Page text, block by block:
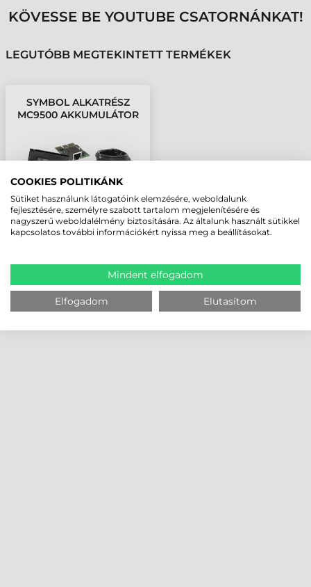
KÖVESSE BE YOUTUBE CSATORNÁNKAT!
LEGUTÓBB MEGTEKINTETT TERMÉKEK
SYMBOL ALKATRÉSZ
MC9500 AKKUMULÁTOR
CSOMAG
COOKIES POLITIKÁNK
Sütiket használunk látogatóink elemzésére, weboldalunk
fejlesztésére, személyre szabott tartalom megjelenítésére és
nagyszerű weboldalélmény biztosítására. Az általunk használt sütikkel
kapcsolatos további információkért nyissa meg a beállításokat.
Mindent elfogadom
Elfogadom Elutasítom